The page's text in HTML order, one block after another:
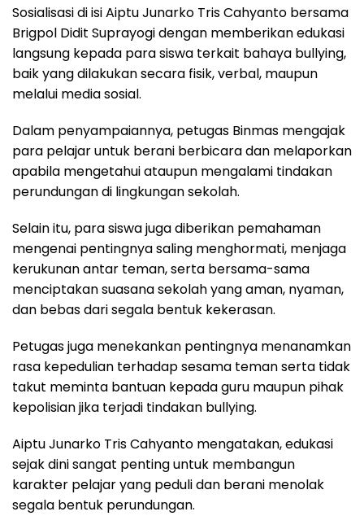
Sosialisasi di isi Aiptu Junarko Tris Cahyanto bersama
Brigpol Didit Suprayogi dengan memberikan edukasi
langsung kepada para siswa terkait bahaya bullying,
baik yang dilakukan secara fisik, verbal, maupun
melalui media sosial.
Dalam penyampaiannya, petugas Binmas mengajak
para pelajar untuk berani berbicara dan melaporkan
apabila mengetahui ataupun mengalami tindakan
perundungan di lingkungan sekolah.
Selain itu, para siswa juga diberikan pemahaman
mengenai pentingnya saling menghormati, menjaga
kerukunan antar teman, serta bersama-sama
menciptakan suasana sekolah yang aman, nyaman,
dan bebas dari segala bentuk kekerasan.
Petugas juga menekankan pentingnya menanamkan
rasa kepedulian terhadap sesama teman serta tidak
takut meminta bantuan kepada guru maupun pihak
kepolisian jika terjadi tindakan bullying.
Aiptu Junarko Tris Cahyanto mengatakan, edukasi
sejak dini sangat penting untuk membangun
karakter pelajar yang peduli dan berani menolak
segala bentuk perundungan.